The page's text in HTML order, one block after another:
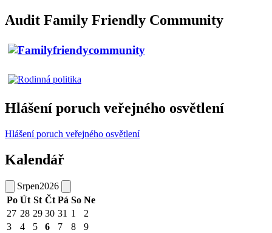
Audit Family Friendly Community
Hlášení poruch veřejného osvětlení
Hlášení poruch veřejného osvětlení
Kalendář
Srpen2026
Po Út St Čt Pá So Ne
27 28 29 30 31 1
2
3
4 5 6 7 8
9